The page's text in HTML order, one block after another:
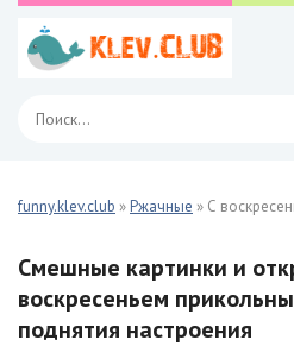
funny.klev.club »Ржачные » С
Смешные картинки и
воскресеньем
поднятия настроения